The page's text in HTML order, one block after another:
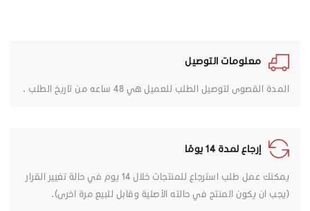
معلومات التوصيل
المدة القصوى لتوصيل الطلب للعميل هي 48 ساعه من تاريخ الطلب .
إرجاع لمدة 14 يومًا
يمكنك عمل طلب استرجاع للمنتجات خلال 14 يوم في حالة تغيير القرار
(يجب ان يكون المنتج في حالته الأصلية وقابل للبيع مرة اخرى).